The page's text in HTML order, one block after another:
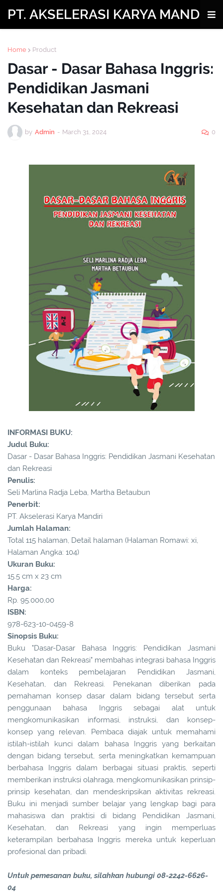
PT. AKSELERASI KARYA MANDIRI
Home Product
Dasar - Dasar Bahasa Inggris:
Pendidikan Jasmani
Kesehatan dan Rekreasi
by Admin - March 31, 2024 0
INFORMASI BUKU:
Judul Buku:
Dasar - Dasar Bahasa Inggris: Pendidikan Jasmani Kesehatan
dan Rekreasi
Penulis:
Seli Marlina Radja Leba, Martha Betaubun
Penerbit:
PT. Akselerasi Karya Mandiri
Jumlah Halaman:
Total 115 halaman, Detail halaman (Halaman Romawi: xi,
Halaman Angka: 104)
Ukuran Buku:
15.5 cm x 23 cm
Harga:
Rp. 95.000,00
ISBN:
978-623-10-0459-8
Sinopsis Buku:
Buku "Dasar-Dasar Bahasa Inggris: Pendidikan Jasmani
Kesehatan dan Rekreasi" membahas integrasi bahasa Inggris
dalam konteks pembelajaran Pendidikan Jasmani,
Kesehatan, dan Rekreasi. Penekanan diberikan pada
pemahaman konsep dasar dalam bidang tersebut serta
penggunaan bahasa Inggris sebagai alat untuk
mengkomunikasikan informasi, instruksi, dan konsep-
konsep yang relevan. Pembaca diajak untuk memahami
istilah-istilah kunci dalam bahasa Inggris yang berkaitan
dengan bidang tersebut, serta meningkatkan kemampuan
berbahasa Inggris dalam berbagai situasi praktis, seperti
memberikan instruksi olahraga, mengkomunikasikan prinsip-
prinsip kesehatan, dan mendeskripsikan aktivitas rekreasi.
Buku ini menjadi sumber belajar yang lengkap bagi para
mahasiswa dan praktisi di bidang Pendidikan Jasmani,
Kesehatan, dan Rekreasi yang ingin memperluas
keterampilan berbahasa Inggris mereka untuk keperluan
profesional dan pribadi.
Untuk pemesanan buku, silahkan hubungi 08-2242-6626-
04